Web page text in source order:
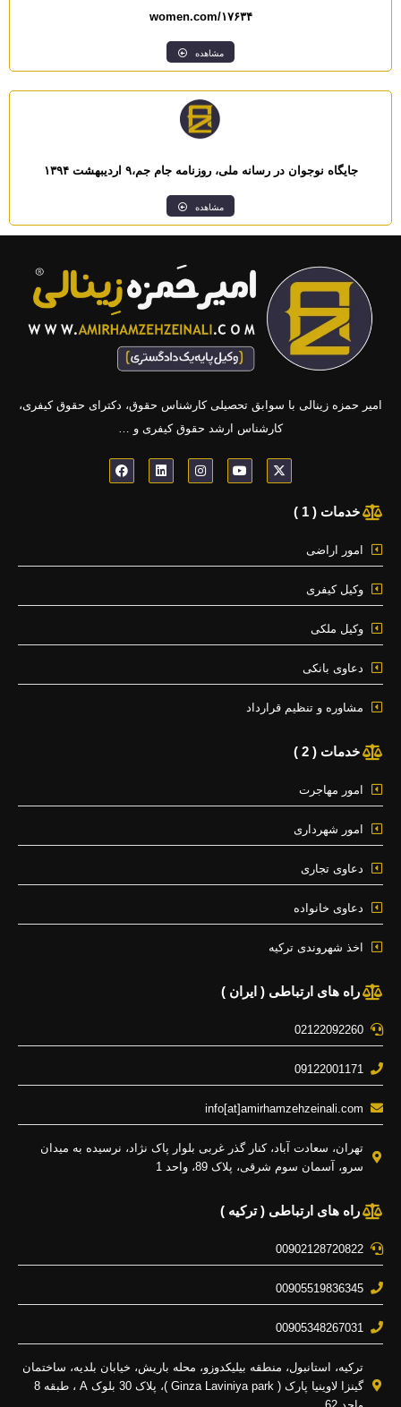
women.com/۱۷۶۳۴
مشاهده
جایگاه نوجوان در رسانه ملی، روزنامه جام جم،۹ اردیبهشت ۱۳۹۴
مشاهده
امیر حمزه زینالی با سوابق تحصیلی کارشناس حقوق، دکترای حقوق کیفری،
کارشناس ارشد حقوق کیفری و …
X
-
r
Y
o
I
n
m
L
i
F
a
خدمات ( 1 )
امور اراضی
وکیل کیفری
وکیل ملکی
دعاوی بانکی
مشاوره و تنظیم قرارداد
خدمات ( 2 )
امور مهاجرت
امور شهرداری
دعاوی تجاری
دعاوی خانواده
اخذ شهروندی ترکیه
راه های ارتباطی ( ایران )
02122092260
09122001171
info[at]amirhamzehzeinali.com
تهران، سعادت آباد، کنار گذر غربی بلوار پاک نژاد، نرسیده به میدان
سرو، آسمان سوم شرقی، پلاک 89، واحد 1
راه های ارتباطی ( ترکیه )
00902128720822
00905519836345
00905348267031
ترکیه، استانبول، منطقه بیلیکدوزو، محله باریش، خیابان بلدیه، ساختمان
گینزا لاوینیا پارک ( Ginza Laviniya park )، پلاک 30 بلوک A ، طبقه 8